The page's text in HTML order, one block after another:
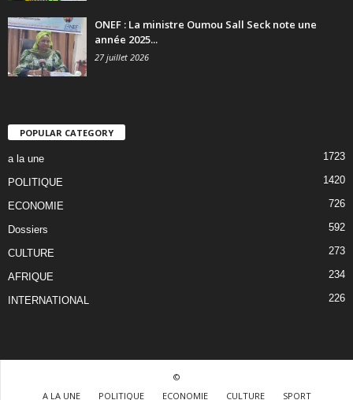
ONEF : La ministre Oumou Sall Seck note une
année 2025...
27 juillet 2026
POPULAR CATEGORY
a la une 1723
POLITIQUE 1420
ECONOMIE 726
Dossiers 592
CULTURE 273
AFRIQUE 234
INTERNATIONAL 226
©
A LA UNE
POLITIQUE ECONOMIE CULTURE SPORT